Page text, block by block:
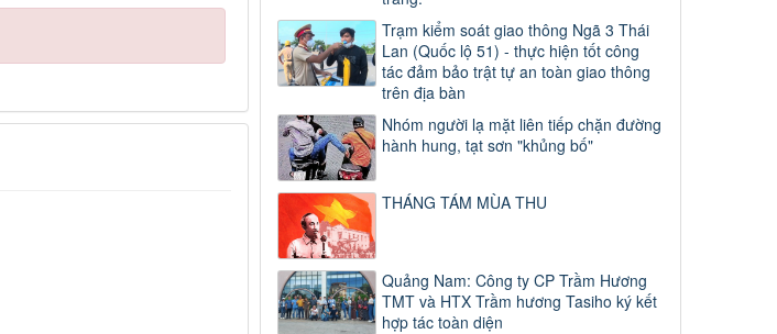
Trạm kiểm soát giao thông Ngã 3 Thái
Lan (Quốc lộ 51) - thực hiện tốt công
tác đảm bảo trật tự an toàn giao thông
trên địa bàn
Nhóm người lạ mặt liên tiếp chặn đường
hành hung, tạt sơn "khủng bố"
THÁNG TÁM MÙA THU
Quảng Nam: Công ty CP Trầm Hương
TMT và HTX Trầm hương Tasiho ký kết
hợp tác toàn diện